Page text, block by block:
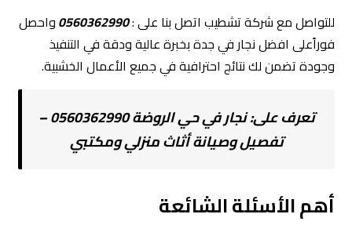
للتواصل مع شركة تشطيب اتصل بنا على :0560362990واحصل
فوراًعلى افضل نجار في جدة بخبرة عالية ودقة في التنفيذ
وجودة تضمن لك نتائج احترافية في جميع الأعمال الخشبية.
تعرف على:
نجار في حي الروضة 0560362990 –
تفصيل وصيانة أثاث منزلي ومكتبي
أهم الأسئلة الشائعة